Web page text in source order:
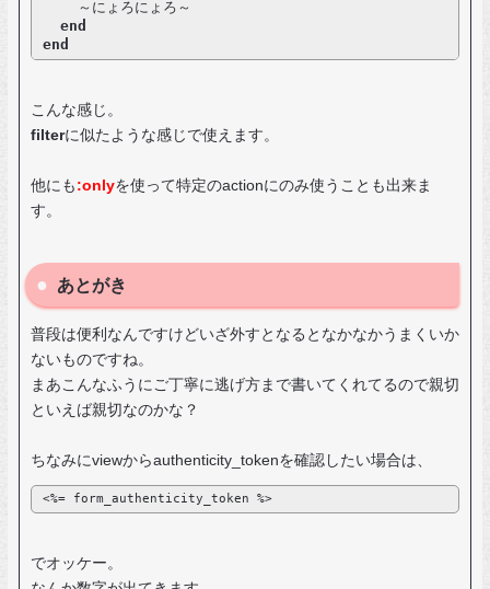
end
end
こんな感じ。
filterに似たような感じで使えます。
他にも :onlyを使って特定のactionにのみ使うことも出来ま
す。
あとがき
普段は便利なんですけどいざ外すとなるとなかなかうまくいか
ないものですね。
まあこんなふうにご丁寧に逃げ方まで書いてくれてるので親切
といえば親切なのかな？
ちなみにviewからauthenticity_tokenを確認したい場合は、
<%= form_authenticity_token %>
でオッケー。